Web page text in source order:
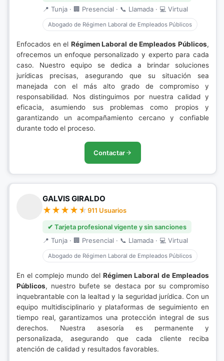
📍 Tunja · 🏢 Presencial · 📞 Llamada · 💻 Virtual
Abogado de Régimen Laboral de Empleados Públicos
Enfocados en el Régimen Laboral de Empleados Públicos,
ofrecemos un enfoque personalizado y experto para cada
caso. Nuestro equipo se dedica a brindar soluciones
jurídicas precisas, asegurando que su situación sea
manejada con el más alto grado de compromiso y
responsabilidad. Nos distinguimos por nuestra calidad y
eficacia, asumiendo sus problemas como propios y
garantizando un acompañamiento cercano y confiable
durante todo el proceso.
Contactar
GALVIS GIRALDO
911 Usuarios
✔ Tarjeta profesional vigente y sin sanciones
📍 Tunja · 🏢 Presencial · 📞 Llamada · 💻 Virtual
Abogado de Régimen Laboral de Empleados Públicos
En el complejo mundo del Régimen Laboral de Empleados
Públicos, nuestro bufete se destaca por su compromiso
inquebrantable con la lealtad y la seguridad jurídica. Con un
equipo multidisciplinario y plataformas de seguimiento en
tiempo real, garantizamos una protección integral de sus
derechos. Nuestra asesoría es permanente y
personalizada, asegurando que cada cliente reciba
atención de calidad y resultados favorables.